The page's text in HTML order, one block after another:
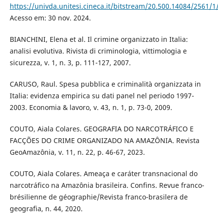
https://univda.unitesi.cineca.it/bitstream/20.500.14084/2561/
Acesso em: 30 nov. 2024.
BIANCHINI, Elena et al. Il crimine organizzato in Italia:
analisi evolutiva. Rivista di criminologia, vittimologia e
sicurezza, v. 1, n. 3, p. 111-127, 2007.
CARUSO, Raul. Spesa pubblica e criminalità organizzata in
Italia: evidenza empirica su dati panel nel periodo 1997-
2003. Economia & lavoro, v. 43, n. 1, p. 73-0, 2009.
COUTO, Aiala Colares. GEOGRAFIA DO NARCOTRÁFICO E
FACÇÕES DO CRIME ORGANIZADO NA AMAZÔNIA. Revista
GeoAmazônia, v. 11, n. 22, p. 46-67, 2023.
COUTO, Aiala Colares. Ameaça e caráter transnacional do
narcotráfico na Amazônia brasileira. Confins. Revue franco-
brésilienne de géographie/Revista franco-brasilera de
geografia, n. 44, 2020.